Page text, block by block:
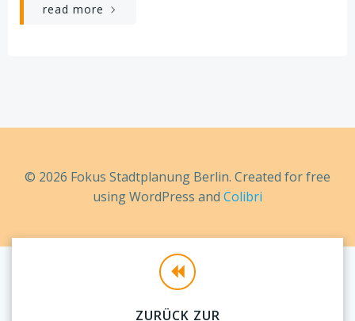
read more
© 2026 Fokus Stadtplanung Berlin. Created for free
using WordPress and Colibri
ZURÜCK ZUR